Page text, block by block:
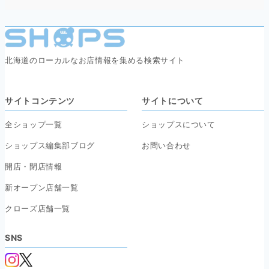
北海道のローカルなお店情報を集める検索サイト
サイトコンテンツ
全ショップ一覧
ショップス編集部ブログ
開店・閉店情報
新オープン店舗一覧
クローズ店舗一覧
サイトについて
ショップスについて
お問い合わせ
SNS